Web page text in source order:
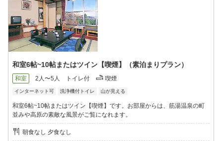
●冬季期間中はスキー・スノボレンタル割引き有り！！
※お電話で要確認。※指定業者に限ります。
※割引券はチェックイン前でもお渡しできます。
※詳しくはお電話にてお尋ね下さい。
【※】Webからの予約はタイムラグの都合上、お電話での予約が
し訳ございませんが、お電話からのご予約を優先させて頂く場合
がございますのでご了承下さいませ。
和室6帖~10帖またはツイン【喫煙】（素泊まりプラン）
和室 2人〜5人 トイレ付 喫煙
インターネット可 洗浄機付トイレ 山が見える
和室6帖~10帖またはツイン【喫煙】です。お部屋からは、筋湯温泉の町
並みや高原の素敵な風景がご覧になれます。
朝食なし 夕食なし